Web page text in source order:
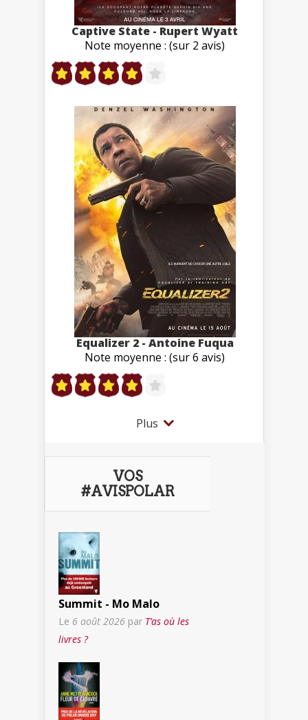
Captive State - Rupert Wyatt
Note moyenne : (sur 2 avis)
Equalizer 2 - Antoine Fuqua
Note moyenne : (sur 6 avis)
Plus
VOS
#AVISPOLAR
Summit - Mo Malo
Le 6 août 2026 par T’as où les
livres ?